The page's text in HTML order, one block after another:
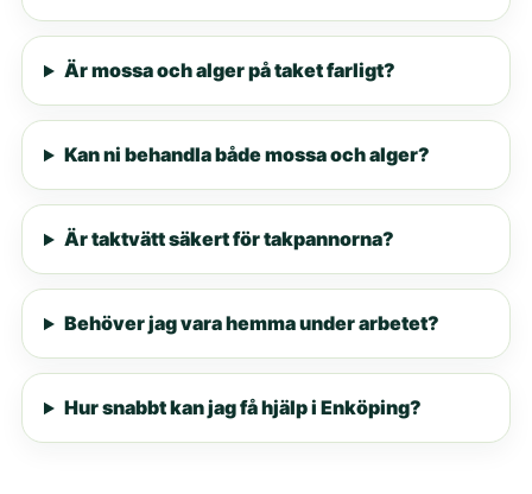
Är mossa och alger på taket farligt?
Kan ni behandla både mossa och alger?
Är taktvätt säkert för takpannorna?
Behöver jag vara hemma under arbetet?
Hur snabbt kan jag få hjälp i Enköping?